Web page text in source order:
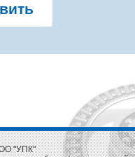
"УПК"